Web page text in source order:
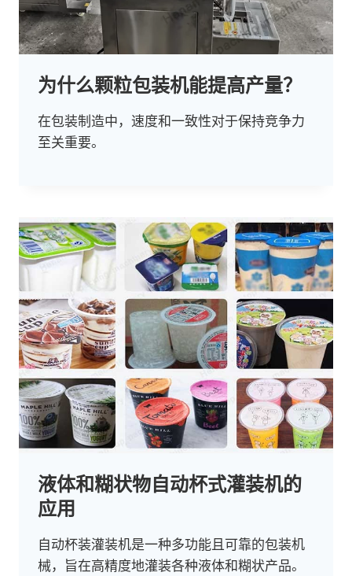
为什么颗粒包装机能提高产量？
在包装制造中，速度和一致性对于保持竞争力
至关重要。
液体和糊状物自动杯式灌装机的
应用
自动杯装灌装机是一种多功能且可靠的包装机
械，旨在高精度地灌装各种液体和糊状产品。